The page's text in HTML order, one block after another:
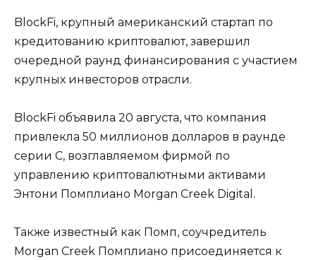
BlockFi, крупный американский стартап по
кредитованию криптовалют, завершил
очередной раунд финансирования с участием
крупных инвесторов отрасли.
BlockFi объявила 20 августа, что компания
привлекла 50 миллионов долларов в раунде
серии C, возглавляемом фирмой по
управлению криптовалютными активами
Энтони Помплиано Morgan Creek Digital.
Также известный как Помп, соучредитель
Morgan Creek Помплиано присоединяется к